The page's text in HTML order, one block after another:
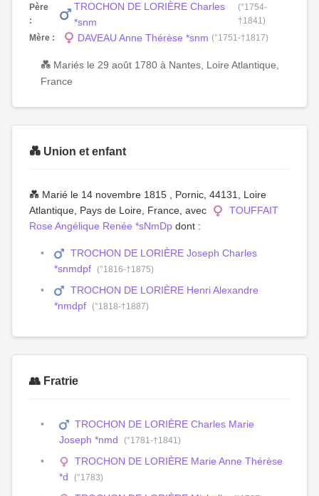
Père
:
TROCHON DE LORIÈRE Charles
*snm
(°1754-
†1841)
Mère :
DAVEAU Anne Thérèse *snm (°1751-†1817)
💑 Mariés le 29 août 1780 à Nantes, Loire Atlantique,
France
💑 Union et enfant
💑 Marié le 14 novembre 1815 , Pornic, 44131, Loire
Atlantique, Pays de Loire, France, avec
TOUFFAIT
Rose Angélique Renée *sNmDp dont :
TROCHON DE LORIÈRE Joseph Charles
*snmdpf (°1816-†1875)
TROCHON DE LORIÈRE Henri Alexandre
*nmdpf (°1818-†1887)
👥 Fratrie
TROCHON DE LORIÈRE Charles Marie
Joseph *nmd
(°1781-†1841)
TROCHON DE LORIÈRE Marie Anne Thérèse
*d
(°1783)